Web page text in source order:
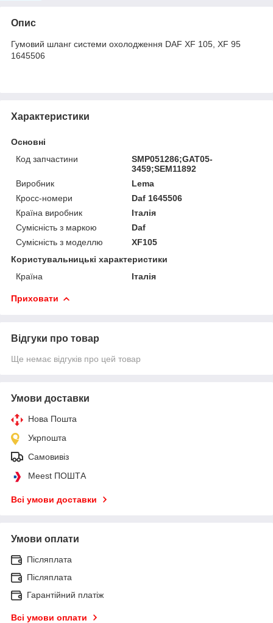
Опис
Гумовий шланг системи охолодження DAF XF 105, XF 95
1645506
Характеристики
Основні
Код запчастини
SMP051286;GAT05-
3459;SEM11892
Виробник
Lema
Кросс-номери
Daf 1645506
Країна виробник
Італія
Сумісність з маркою
Daf
Сумісність з моделлю
XF105
Користувальницькі характеристики
Країна
Італія
Приховати
Відгуки про товар
Ще немає відгуків про цей товар
Умови доставки
Нова Пошта
Укрпошта
Самовивіз
Meest ПОШТА
Всі умови доставки
Умови оплати
Післяплата
Післяплата
Гарантійний платіж
Всі умови оплати